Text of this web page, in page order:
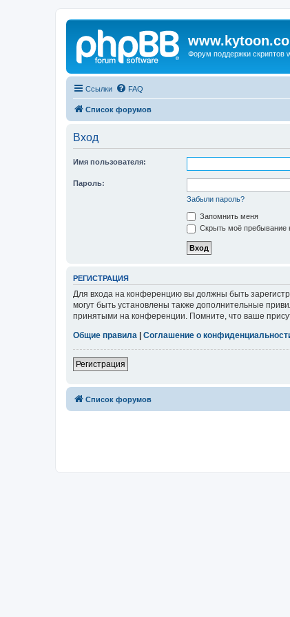
Форум поддержки скриптов
Ссылки FAQ
Список форумов
Вход
Имя пользователя:
Пароль:
Забыли пароль?
Запомнить меня
Скрыть моё пребывание
РЕГИСТРАЦИЯ
Для входа на конференцию вы должны быть
могут быть установлены также дополнительные
принятыми на конференции. Помните, что ваше
Общие правила
Соглашение о
Регистрация
Список форумов